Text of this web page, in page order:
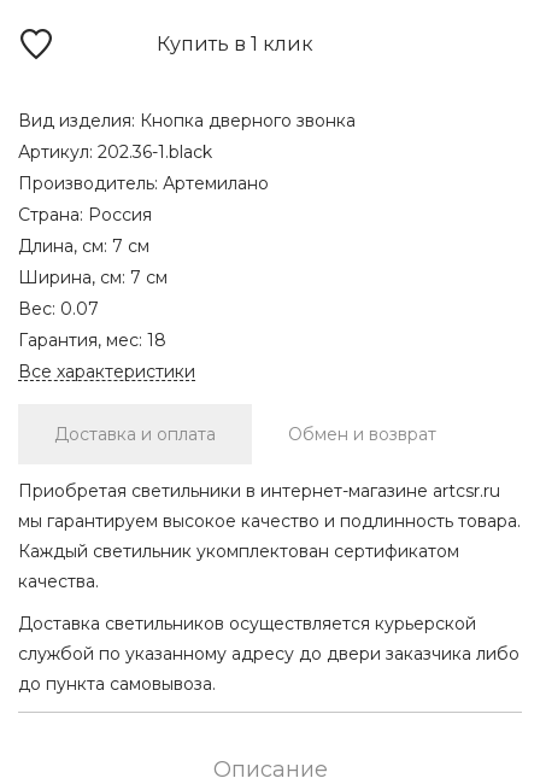
Купить в 1 клик
Вид изделия: Кнопка дверного звонка
Артикул: 202.36-1.black
Производитель: Артемилано
Страна: Россия
Длина, см: 7 см
Ширина, см: 7 см
Вес: 0.07
Гарантия, мес: 18
Все характеристики
Доставка и оплата Обмен и возврат
Приобретая светильники в интернет-магазине artcsr.ru
мы гарантируем высокое качество и подлинность товара.
Каждый светильник укомплектован сертификатом
качества.
Доставка светильников осуществляется курьерской
службой по указанному адресу до двери заказчика либо
до пункта самовывоза.
Описание